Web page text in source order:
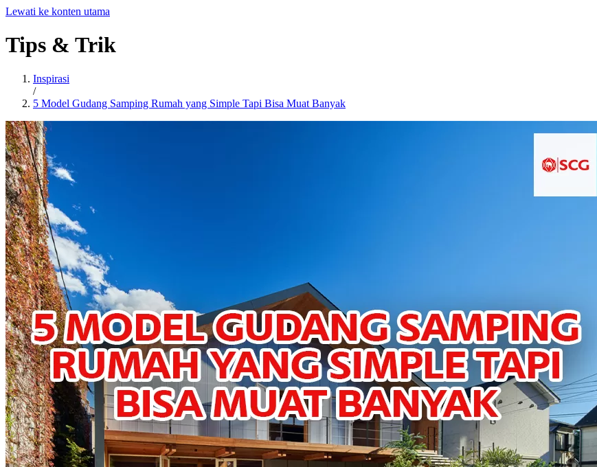
Lewati ke konten utama
Tips & Trik
Inspirasi
/
5 Model Gudang Samping Rumah yang Simple Tapi Bisa Muat Banyak